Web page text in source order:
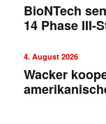
BioNTech
14 Phase III-
4. August 2026
Wacker